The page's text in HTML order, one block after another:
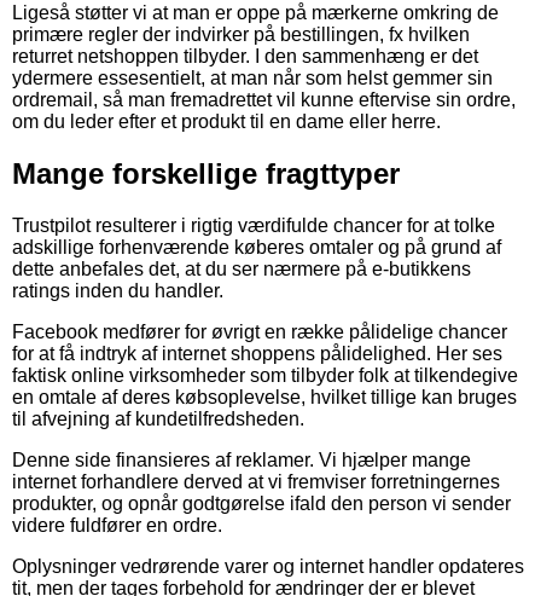
Ligeså støtter vi at man er oppe på mærkerne omkring de
primære regler der indvirker på bestillingen, fx hvilken
returret netshoppen tilbyder. I den sammenhæng er det
ydermere essesentielt, at man når som helst gemmer sin
ordremail, så man fremadrettet vil kunne eftervise sin ordre,
om du leder efter et produkt til en dame eller herre.
Mange forskellige fragttyper
Trustpilot resulterer i rigtig værdifulde chancer for at tolke
adskillige forhenværende køberes omtaler og på grund af
dette anbefales det, at du ser nærmere på e-butikkens
ratings inden du handler.
Facebook medfører for øvrigt en række pålidelige chancer
for at få indtryk af internet shoppens pålidelighed. Her ses
faktisk online virksomheder som tilbyder folk at tilkendegive
en omtale af deres købsoplevelse, hvilket tillige kan bruges
til afvejning af kundetilfredsheden.
Denne side finansieres af reklamer. Vi hjælper mange
internet forhandlere derved at vi fremviser forretningernes
produkter, og opnår godtgørelse ifald den person vi sender
videre fuldfører en ordre.
Oplysninger vedrørende varer og internet handler opdateres
tit, men der tages forbehold for ændringer der er blevet